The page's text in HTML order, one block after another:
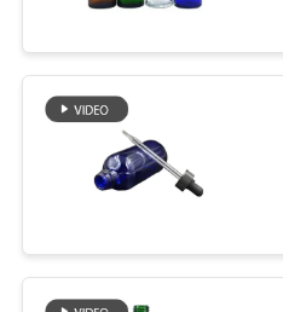
गुणवत्ता
नियंत्रण
हमसे
समाचार